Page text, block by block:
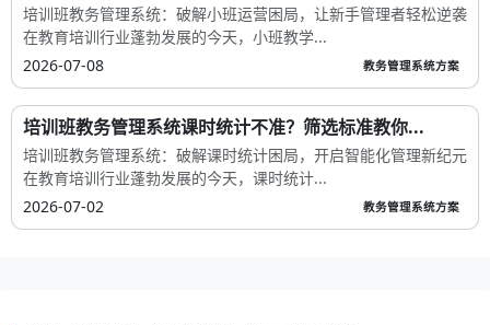
培训班教务管理系统：破解小班运营困局，让新手管理者轻松逆袭
在教育培训行业蓬勃发展的今天，小班教学...
2026-07-08
教务管理系统方案
培训班教务管理系统课时统计不准？筛选标准教你...
培训班教务管理系统：破解课时统计困局，开启智能化管理新纪元
在教育培训行业蓬勃发展的今天，课时统计...
2026-07-02
教务管理系统方案